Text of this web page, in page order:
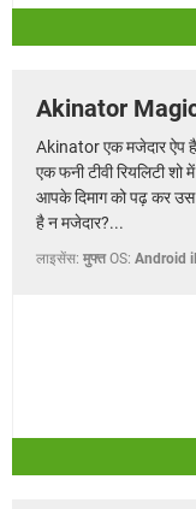
Akinator
Akinator एक मजेदार ऐप
एक फनी टीवी रियलिटी
आपके दिमाग को पढ़ कर उस
है न मजेदार?...
लाइसेंस: मुफ्त OS: Android